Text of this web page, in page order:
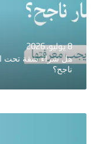
8 يوليو، 2026
هل شراء شقة تحت
ناجح؟